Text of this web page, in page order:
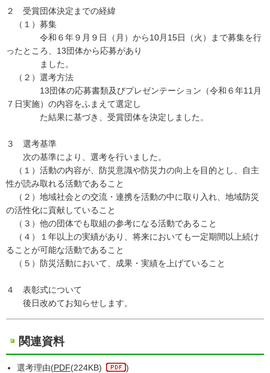
２ 受賞団体決定までの経緯
（１）募集
令和６年９月９日（月）から10月15日（火）まで募集を行
ったところ、13団体から応募があり
ました。
（２）選考方法
13団体の応募書類及びプレゼンテーション（令和６年11月
７日実施）の内容をふまえて選定し
た結果に基づき、受賞団体を決定しました。
３ 選考基準
次の基準により、選考を行いました。
（１）活動の内容が、防災意識や防災力の向上を目的とし、自主
性が読み取れる活動であること
（２）地域社会との交流・連携を活動の中に取り入れ、地域防災
の活性化に貢献していること
（３）他の団体でも取組の参考になる活動であること
（４）１年以上の実績があり、将来においても一定期間以上続け
ることが可能な活動であること
（５）防災活動において、成果・実績を上げていること
４ 表彰式について
後日改めてお知らせします。
関連資料
選考理由(PDF(224KB)
)